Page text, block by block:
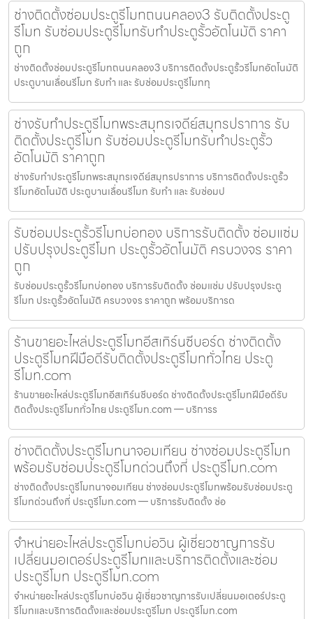
ช่างติดตั้งซ่อมประตูรีโมทถนนคลอง3 รับติดตั้งประตู
รีโมท รับซ่อมประตูรีโมทรับทำประตูรั้วอัตโนมัติ ราคา
ถูก
ช่างติดตั้งซ่อมประตูรีโมทถนนคลอง3 บริการติดตั้งประตูรั้วรีโมทอัตโนมัติ
ประตูบานเลื่อนรีโมท รับทำ และ รับซ่อมประตูรีโมททุ
ช่างรับทำประตูรีโมทพระสมุทรเจดีย์สมุทรปราการ รับ
ติดตั้งประตูรีโมท รับซ่อมประตูรีโมทรับทำประตูรั้ว
อัตโนมัติ ราคาถูก
ช่างรับทำประตูรีโมทพระสมุทรเจดีย์สมุทรปราการ บริการติดตั้งประตูรั้ว
รีโมทอัตโนมัติ ประตูบานเลื่อนรีโมท รับทำ และ รับซ่อมป
รับซ่อมประตูรั้วรีโมทบ่อทอง บริการรับติดตั้ง ซ่อมแซ่ม
ปรับปรุงประตูรีโมท ประตูรั้วอัตโนมัติ ครบวงจร ราคา
ถูก
รับซ่อมประตูรั้วรีโมทบ่อทอง บริการรับติดตั้ง ซ่อมแซ่ม ปรับปรุงประตู
รีโมท ประตูรั้วอัตโนมัติ ครบวงจร ราคาถูก พร้อมบริการด
ร้านขายอะไหล่ประตูรีโมทอีสเทิร์นซีบอร์ด ช่างติดตั้ง
ประตูรีโมทฝีมือดีรับติดตั้งประตูรีโมททั่วไทย ประตู
รีโมท.com
ร้านขายอะไหล่ประตูรีโมทอีสเทิร์นซีบอร์ด ช่างติดตั้งประตูรีโมทฝีมือดีรับ
ติดตั้งประตูรีโมททั่วไทย ประตูรีโมท.com — บริการร
ช่างติดตั้งประตูรีโมทนาจอมเทียน ช่างซ่อมประตูรีโมท
พร้อมรับซ่อมประตูรีโมทด่วนถึงที่ ประตูรีโมท.com
ช่างติดตั้งประตูรีโมทนาจอมเทียน ช่างซ่อมประตูรีโมทพร้อมรับซ่อมประตู
รีโมทด่วนถึงที่ ประตูรีโมท.com — บริการรับติดตั้ง ซ่อ
จำหน่ายอะไหล่ประตูรีโมทบ่อวิน ผู้เชี่ยวชาญการรับ
เปลี่ยนมอเตอร์ประตูรีโมทและบริการติดตั้งและซ่อม
ประตูรีโมท ประตูรีโมท.com
จำหน่ายอะไหล่ประตูรีโมทบ่อวิน ผู้เชี่ยวชาญการรับเปลี่ยนมอเตอร์ประตู
รีโมทและบริการติดตั้งและซ่อมประตูรีโมท ประตูรีโมท.com